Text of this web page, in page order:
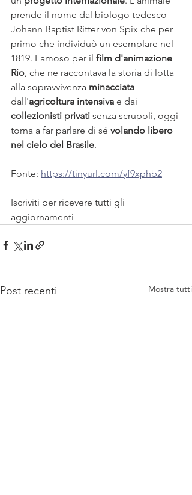
prende il nome dal biologo tedesco
Johann Baptist Ritter von Spix che per
primo che individuò un esemplare nel
1819. Famoso per il film d'animazione
Rio, che ne raccontava la storia di lotta
alla sopravvivenza minacciata
dall'agricoltura intensiva e dai
collezionisti privati senza scrupoli, oggi
torna a far parlare di sé volando libero
nel cielo del Brasile.
Fonte: https://tinyurl.com/yf9xphb2
Iscriviti per ricevere tutti gli
aggiornamenti
Post recenti Mostra tutti